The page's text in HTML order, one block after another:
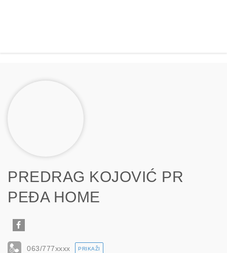
PREDRAG KOJOVIĆ PR
PEĐA HOME
063/777xxxx PRIKAŽI